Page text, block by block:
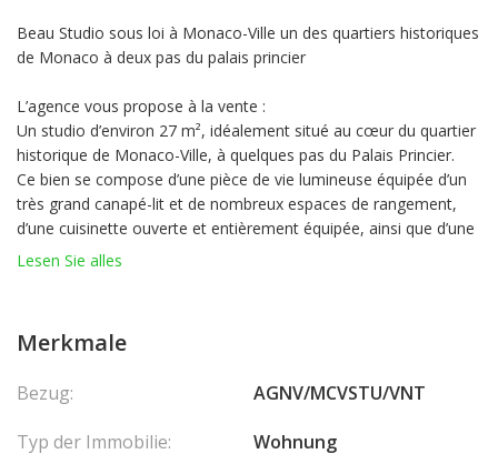
Beau Studio sous loi à Monaco-Ville un des quartiers historiques
de Monaco à deux pas du palais princier
L’agence vous propose à la vente :
Un studio d’environ 27 m², idéalement situé au cœur du quartier
historique de Monaco-Ville, à quelques pas du Palais Princier.
Ce bien se compose d’une pièce de vie lumineuse équipée d’un
très grand canapé-lit et de nombreux espaces de rangement,
d’une cuisinette ouverte et entièrement équipée, ainsi que d’une
salle de douche avec WC.
Lesen Sie alles
Merkmale
Bezug:
AGNV/MCVSTU/VNT
Typ der Immobilie:
Wohnung